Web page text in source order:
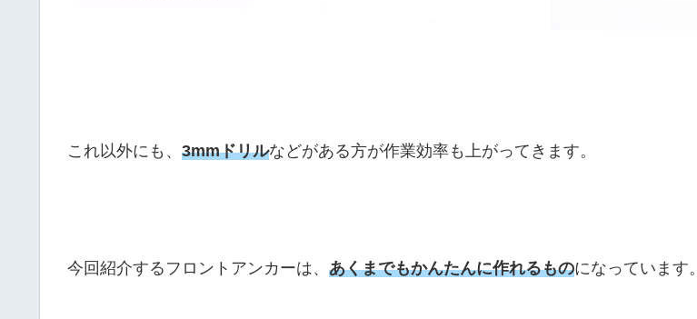
これ以外にも、 3mmドリルなどがある方が作業効率も上がってきます。
今回紹介するフロントアンカーは、 あくまでもかんたんに作れるものになっています。